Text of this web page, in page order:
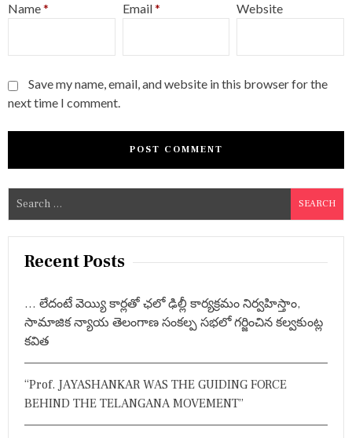
Name* Email* Website
Save my name, email, and website in this browser for the
next time I comment.
e
a
Recent Posts
… లేదంటే వెయ్యి కార్లతో ఛలో ఢిల్లీ కార్యక్రమం నిర్వహిస్తాం,
సామాజిక న్యాయ తెలంగాణ సంకల్ప సభలో గర్జించిన కల్వకుంట్ల
కవిత
“Prof. JAYASHANKAR WAS THE GUIDING FORCE
BEHIND THE TELANGANA MOVEMENT”